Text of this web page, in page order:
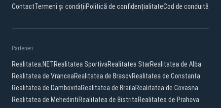
ContactTermeni și condițiiPolitică de confidențialitateCod de conduită
Parteneri:
Realitatea.NETRealitatea SportivaRealitatea StarRealitatea de Alba
Realitatea de VranceaRealitatea de BrasovRealitatea de Constanta
Realitatea de DambovitaRealitatea de BrailaRealitatea de Covasna
Realitatea de MehedintiRealitatea de BistritaRealitatea de Prahova